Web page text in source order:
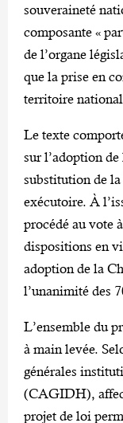
souveraineté
composante «
de l’organe
que la prise en
territoire
Le texte
sur l’adoption
substitution de
exécutoire. À
procédé au vote
dispositions en
adoption de la
l’unanimité des
L’ensemble du
à main levée.
générales
(CAGIDH),
projet de loi